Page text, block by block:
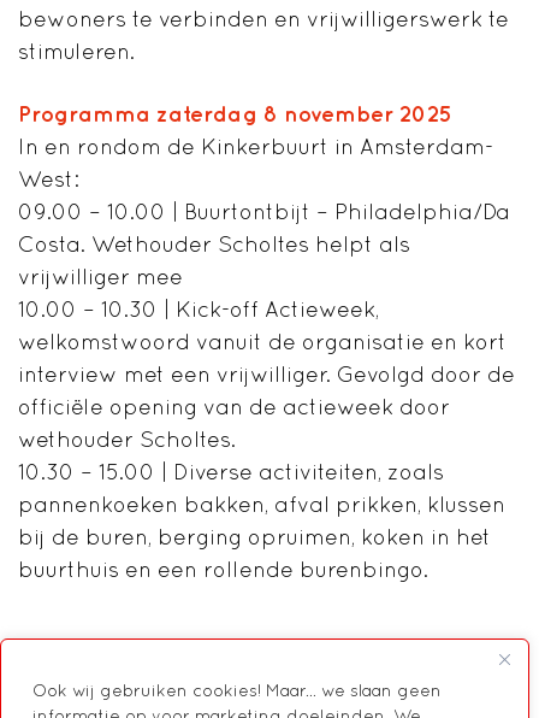
Ook wij gebruiken cookies! Maar... we slaan geen
bewoners te verbinden en vrijwilligerswerk te
stimuleren.
Programma zaterdag 8 november 2025
In en rondom de Kinkerbuurt in Amsterdam-
West:
09.00 – 10.00 | Buurtontbijt – Philadelphia/Da
Costa. Wethouder Scholtes helpt als
vrijwilliger mee
10.00 – 10.30 | Kick-off Actieweek,
welkomstwoord vanuit de organisatie en kort
interview met een vrijwilliger. Gevolgd door de
officiële opening van de actieweek door
wethouder Scholtes.
10.30 – 15.00 | Diverse activiteiten, zoals
pannenkoeken bakken, afval prikken, klussen
bij de buren, berging opruimen, koken in het
buurthuis en een rollende burenbingo.